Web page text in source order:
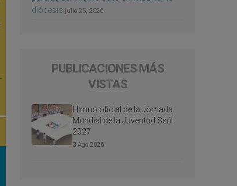
diócesis julio 25, 2026
PUBLICACIONES MÁS
VISTAS
Himno oficial de la Jornada
Mundial de la Juventud Seúl
2027
3 Ago 2026